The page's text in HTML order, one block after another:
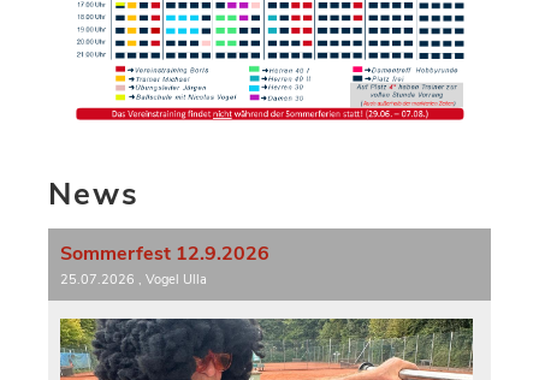
News
Sommerfest 12.9.2026
25.07.2026 , Vogel Ulla